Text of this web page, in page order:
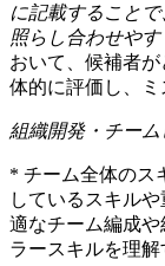
に記載すること
照らし合わせやす
おいて、候補者
体的に評価し、ミ
組織開発・チー
* チーム全体のス
しているスキル
適なチーム編成や
ラースキルを理